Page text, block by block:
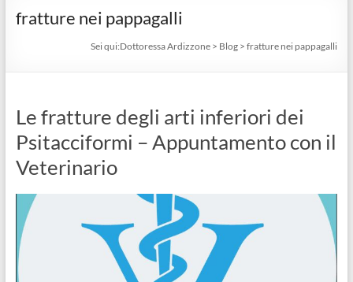
fratture nei pappagalli
Sei qui:Dottoressa Ardizzone > Blog >fratture nei pappagalli
Le fratture degli arti inferiori dei
Psitacciformi – Appuntamento con il
Veterinario